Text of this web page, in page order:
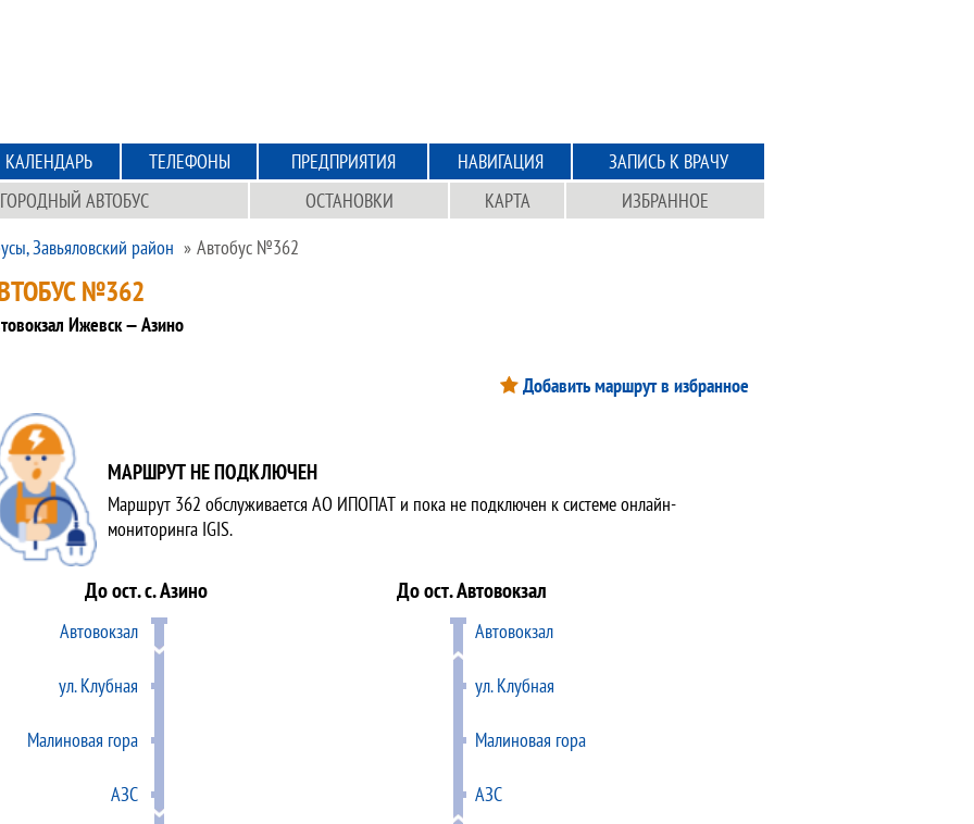
КАЛЕНДАРЬ ТЕЛЕФОНЫ ПРЕДПРИЯТИЯ НАВИГАЦИЯ
ЗАПИСЬ К ВРАЧУ
АВТОБУС
ОСТАНОВКИ КАРТА
ИЗБРАННОЕ
Завьяловский район
Автобус №362
№362
Ижевск — Азино
Добавить маршрут в избранное
МАРШРУТ НЕ ПОДКЛЮЧЕН
Маршрут 362 обслуживается АО ИПОПАТ и пока не подключен к системе онлайн-
мониторинга IGIS.
До ост. с. Азино
Автовокзал
ул. Клубная
Малиновая гора
АЗС
До ост. Автовокзал
Автовокзал
ул. Клубная
Малиновая гора
АЗС